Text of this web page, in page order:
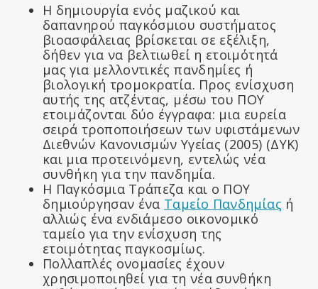
Η δημιουργία ενός μαζικού και
δαπανηρού παγκόσμιου συστήματος
βιοασφάλειας βρίσκεται σε εξέλιξη,
δήθεν για να βελτιωθεί η ετοιμότητά
μας για μελλοντικές πανδημίες ή
βιολογική τρομοκρατία. Προς ενίσχυση
αυτής της ατζέντας, μέσω του ΠΟΥ
ετοιμάζονται δύο έγγραφα: μια ευρεία
σειρά τροποποιήσεων των υφιστάμενων
Διεθνών Κανονισμών Υγείας (2005) (ΔYK)
και μια προτεινόμενη, εντελώς νέα
συνθήκη για την πανδημία.
Η Παγκόσμια Τράπεζα και ο ΠΟΥ
δημιούργησαν ένα Ταμείο Πανδημίας ή
αλλιώς ένα ενδιάμεσο οικονομικό
ταμείο για την ενίσχυση της
ετοιμότητας παγκοσμίως.
Πολλαπλές ονομασίες έχουν
χρησιμοποιηθεί για τη νέα συνθήκη